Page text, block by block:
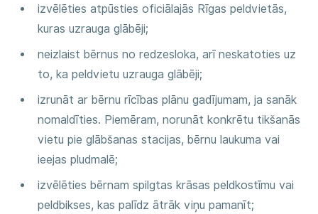
izvēlēties atpūsties oficiālajās Rīgas peldvietās,
kuras uzrauga glābēji;
neizlaist bērnus no redzesloka, arī neskatoties uz
to, ka peldvietu uzrauga glābēji;
izrunāt ar bērnu rīcības plānu gadījumam, ja sanāk
nomaldīties. Piemēram, norunāt konkrētu tikšanās
vietu pie glābšanas stacijas, bērnu laukuma vai
ieejas pludmalē;
izvēlēties bērnam spilgtas krāsas peldkostīmu vai
peldbikses, kas palīdz ātrāk viņu pamanīt;